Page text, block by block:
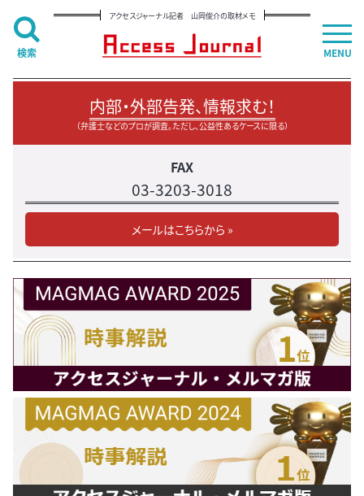
アクセスジャーナル記者 山岡俊介の取材メモ
内部・外部告発、情報求む！
（弁護士などのプロが調査。ただし、公益性あるケースに限る）
FAX
03-3203-3018
メールはこちらから »
MENU
検索